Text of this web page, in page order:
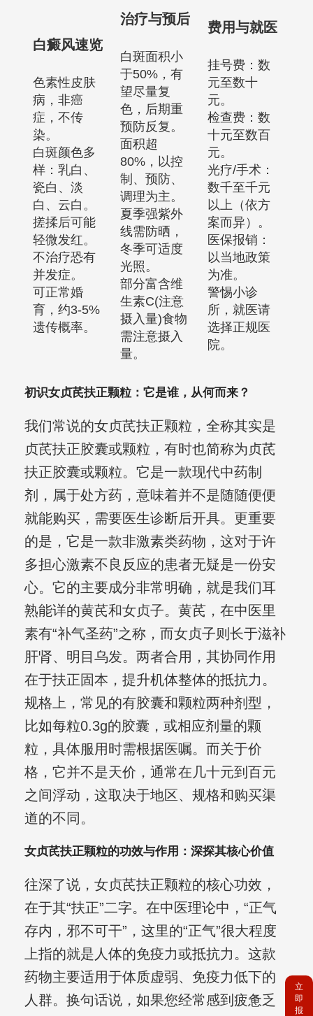
白癜风速览
色素性皮肤
病，非癌
症，不传
染。
白斑颜色多
样：乳白、
瓷白、淡
白、云白。
搓揉后可能
轻微发红。
不治疗恐有
并发症。
可正常婚
育，约3-5%
遗传概率。
治疗与预后
白斑面积小
于50%，有
望尽量复
色，后期重
预防反复。
面积超
80%，以控
制、预防、
调理为主。
夏季强紫外
线需防晒，
冬季可适度
光照。
部分富含维
生素C(注意
摄入量)食物
需注意摄入
量。
费用与就医
挂号费：数
元至数十
元。
检查费：数
十元至数百
元。
光疗/手术：
数千至千元
以上（依方
案而异）。
医保报销：
以当地政策
为准。
警惕小诊
所，就医请
选择正规医
院。
初识女贞芪扶正颗粒：它是谁，从何而来？
我们常说的女贞芪扶正颗粒，全称其实是
贞芪扶正胶囊或颗粒，有时也简称为贞芪
扶正胶囊或颗粒。它是一款现代中药制
剂，属于处方药，意味着并不是随随便便
就能购买，需要医生诊断后开具。更重要
的是，它是一款非激素类药物，这对于许
多担心激素不良反应的患者无疑是一份安
心。它的主要成分非常明确，就是我们耳
熟能详的黄芪和女贞子。黄芪，在中医里
素有“补气圣药”之称，而女贞子则长于滋补
肝肾、明目乌发。两者合用，其协同作用
在于扶正固本，提升机体整体的抵抗力。
规格上，常见的有胶囊和颗粒两种剂型，
比如每粒0.3g的胶囊，或相应剂量的颗
粒，具体服用时需根据医嘱。而关于价
格，它并不是天价，通常在几十元到百元
之间浮动，这取决于地区、规格和购买渠
道的不同。
女贞芪扶正颗粒的功效与作用：深探其核心价值
往深了说，女贞芪扶正颗粒的核心功效，
在于其“扶正”二字。在中医理论中，“正气
存内，邪不可干”，这里的“正气”很大程度
上指的就是人体的免疫力或抵抗力。这款
药物主要适用于体质虚弱、免疫力低下的
人群。换句话说，如果您经常感到疲惫乏
立
即
报